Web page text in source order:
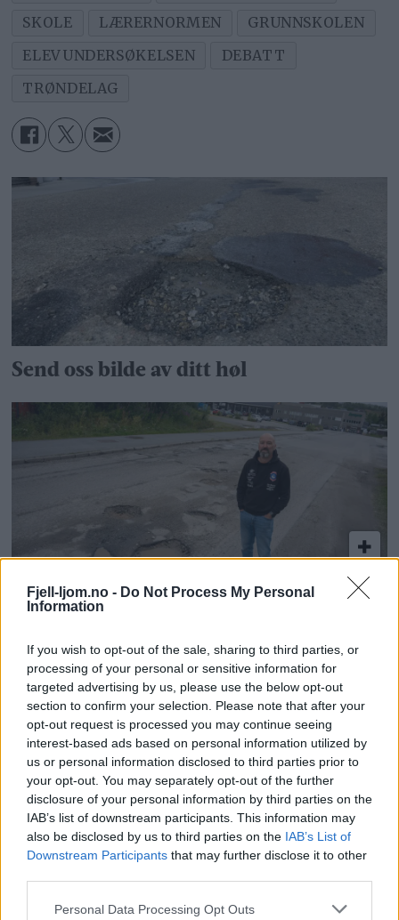
Fjell-ljom.no - Do Not Process My Personal
Information
If you wish to opt-out of the sale, sharing to third parties, or
processing of your personal or sensitive information for
targeted advertising by us, please use the below opt-out
section to confirm your selection. Please note that after your
opt-out request is processed you may continue seeing
interest-based ads based on personal information utilized by
us or personal information disclosed to third parties prior to
your opt-out. You may separately opt-out of the further
disclosure of your personal information by third parties on the
IAB’s list of downstream participants. This information may
also be disclosed by us to third parties on the IAB’s List of
Downstream Participants that may further disclose it to other
Personal Data Processing Opt Outs
SKOLE
LÆRERNORMEN
GRUNNSKOLEN
ELEVUNDERSØKELSEN
DEBATT
TRØNDELAG
Send oss bilde av ditt høl
– Nå har det gått for langt
– Å omgås folk er den beste delen av
jobben